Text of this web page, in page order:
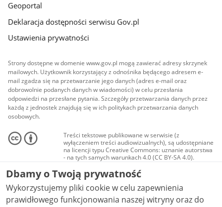
Geoportal
Deklaracja dostępności serwisu Gov.pl
Ustawienia prywatności
Strony dostępne w domenie www.gov.pl mogą zawierać adresy skrzynek
mailowych. Użytkownik korzystający z odnośnika będącego adresem e-
mail zgadza się na przetwarzanie jego danych (adres e-mail oraz
dobrowolnie podanych danych w wiadomości) w celu przesłania
odpowiedzi na przesłane pytania. Szczegóły przetwarzania danych przez
każdą z jednostek znajdują się w ich politykach przetwarzania danych
osobowych.
Treści tekstowe publikowane w serwisie (z
wyłączeniem treści audiowizualnych), są udostępniane
na licencji typu Creative Commons: uznanie autorstwa
- na tych samych warunkach 4.0 (CC BY-SA 4.0).
Materiały audiowizualne, w tym zdjęcia, materiały
audio i wideo, są udostępniane na licencji typu
Creative Commons: uznanie autorstwa użycie
niekomercyjne - bez utworów zależnych 4.0 (CC BY-
NC-ND 4.0), o ile nie jest to stwierdzone inaczej.
Dbamy o Twoją prywatność
Wykorzystujemy pliki cookie w celu zapewnienia
prawidłowego funkcjonowania naszej witryny oraz do